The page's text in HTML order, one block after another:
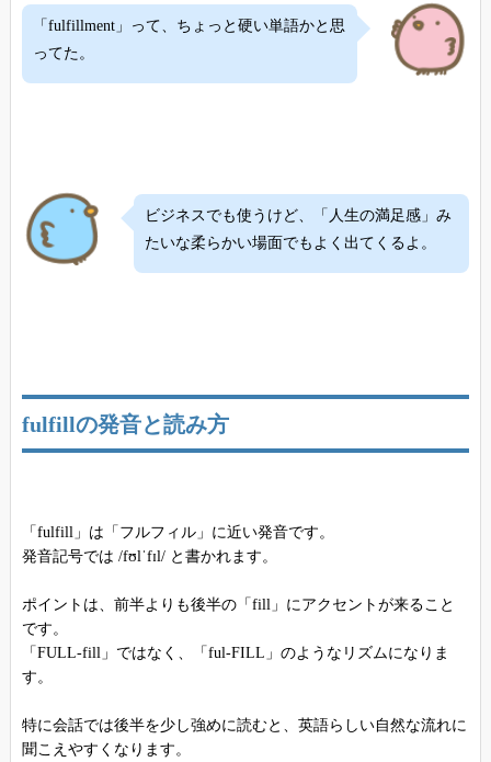
「fulfillment」って、ちょっと硬い単語かと思
ってた。
ビジネスでも使うけど、「人生の満足感」み
たいな柔らかい場面でもよく出てくるよ。
fulfillの発音と読み方
「fulfill」は「フルフィル」に近い発音です。
発音記号では /fʊlˈfɪl/ と書かれます。
ポイントは、前半よりも後半の「fill」にアクセントが来ること
です。
「FULL-fill」ではなく、「ful-FILL」のようなリズムになりま
す。
特に会話では後半を少し強めに読むと、英語らしい自然な流れに
聞こえやすくなります。